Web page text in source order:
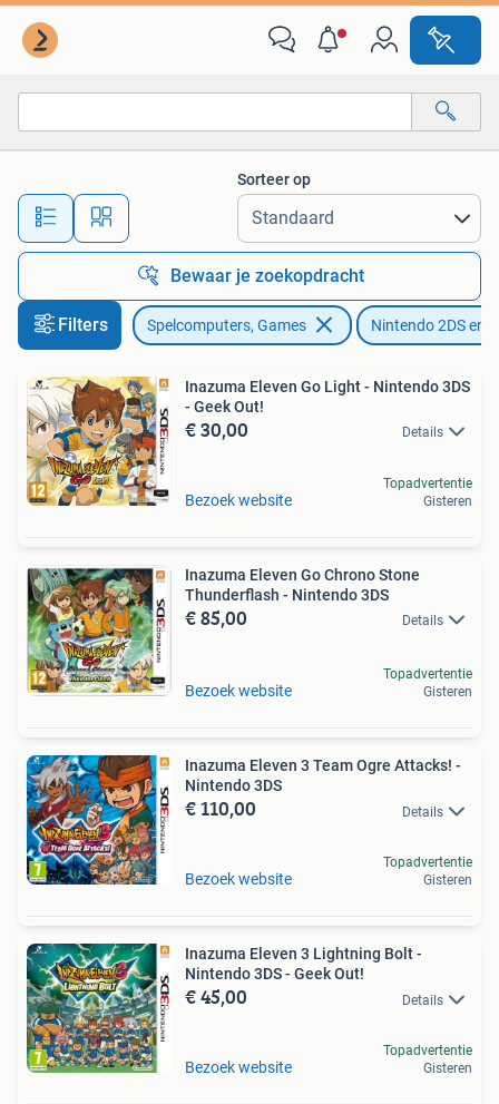
Alle afstanden…
Sorteer op
Bewaar je zoekopdracht
Filters Spelcomputers, Games Nintendo 2DS en
Inazuma Eleven Go Light - Nintendo 3DS
- Geek Out!
€ 30,00 Details
Bezoek website
Topadvertentie
Gisteren
Inazuma Eleven Go Chrono Stone
Thunderflash - Nintendo 3DS
€ 85,00 Details
Bezoek website
Topadvertentie
Gisteren
Inazuma Eleven 3 Team Ogre Attacks! -
Nintendo 3DS
€ 110,00 Details
Bezoek website
Topadvertentie
Gisteren
Inazuma Eleven 3 Lightning Bolt -
Nintendo 3DS - Geek Out!
€ 45,00 Details
Bezoek website
Topadvertentie
Gisteren